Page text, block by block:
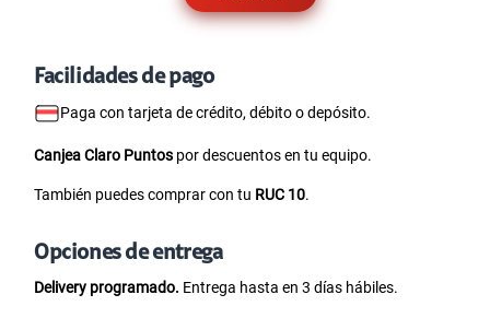
Facilidades de pago
Paga con tarjeta de crédito, débito o depósito.
Canjea Claro Puntos por descuentos en tu equipo.
También puedes comprar con tu RUC 10.
Opciones de entrega
Delivery programado. Entrega hasta en 3 días hábiles.